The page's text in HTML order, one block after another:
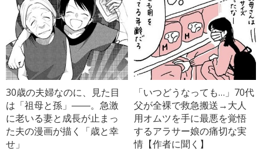
30歳の夫婦なのに、見た目
は「祖母と孫」――。急激
に老いる妻と成長が止まっ
た夫の漫画が描く「歳と幸
せ」
「いつどうなっても…」70代
父が全裸で救急搬送→大人
用オムツを手に最悪を覚悟
するアラサー娘の痛切な実
情【作者に聞く】